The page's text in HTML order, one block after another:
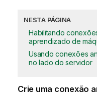
NESTA PÁGINA
Habilitando
aprendizado de
Usando conexões
no lado do servidor
Crie uma conexão